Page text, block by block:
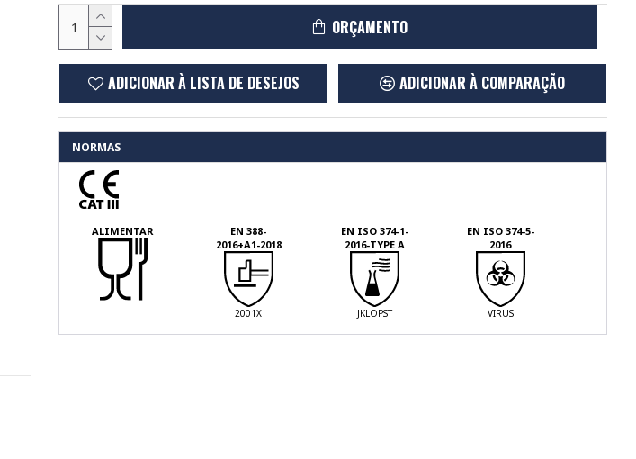
ORÇAMENTO
ADICIONAR À LISTA DE DESEJOS ADICIONAR À COMPARAÇÃO
NORMAS
ALIMENTAR
EN 388-
2016+A1-2018
2001X
EN ISO 374-1-
2016-TYPE A
JKLOPST
EN ISO 374-5-
2016
VIRUS